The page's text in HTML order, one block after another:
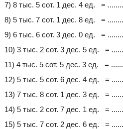
7) 8 тыс. 5 сот. 1 дес. 4 ед. =
8) 5 тыс. 7 сот. 1 дес. 8 ед. =
9) 6 тыс. 6 сот. 3 дес. 0 ед. =
10) 3 тыс. 2 сот. 3 дес. 5 ед. =
11) 4 тыс. 5 сот. 5 дес. 3 ед. =
12) 5 тыс. 5 сот. 6 дес. 4 ед. =
13) 7 тыс. 8 сот. 1 дес. 3 ед. =
14) 5 тыс. 2 сот. 7 дес. 1 ед. =
15) 5 тыс. 7 сот. 2 дес. 6 ед. =